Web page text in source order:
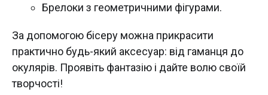
Брелоки з геометричними фігурами.
За допомогою бісеру можна прикрасити
практично будь-який аксесуар: від гаманця до
окулярів. Проявіть фантазію і дайте волю своїй
творчості!